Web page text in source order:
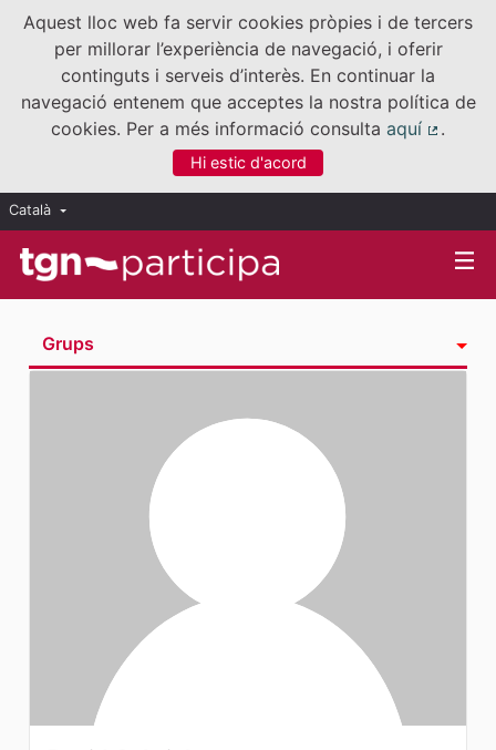
Aquest lloc web fa servir cookies pròpies i de tercers
per millorar l’experiència de navegació, i oferir
continguts i serveis d’interès. En continuar la
navegació entenem que acceptes la nostra política de
cookies. Per a més informació consulta aquí
.
Hi estic d'acord
Català Triar la llengua
Grups